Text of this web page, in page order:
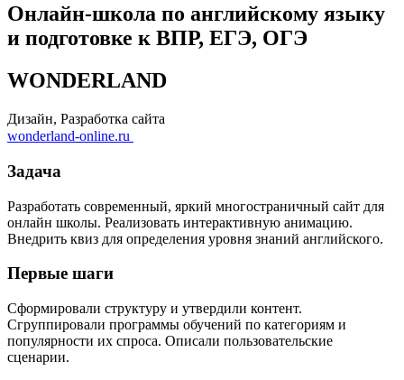
Онлайн-школа по английскому языку
и подготовке к ВПР, ЕГЭ, ОГЭ
WONDERLAND
Дизайн, Разработка сайта
wonderland-online.ru
Задача
Разработать современный, яркий многостраничный сайт для
онлайн школы. Реализовать интерактивную анимацию.
Внедрить квиз для определения уровня знаний английского.
Первые шаги
Сформировали структуру и утвердили контент.
Сгруппировали программы обучений по категориям и
популярности их спроса. Описали пользовательские
сценарии.